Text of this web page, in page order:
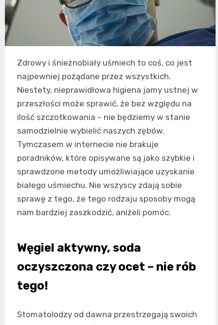
Zdrowy i śnieżnobiały uśmiech to coś, co jest
najpewniej pożądane przez wszystkich.
Niestety, nieprawidłowa higiena jamy ustnej w
przeszłości może sprawić, że bez względu na
ilość szczotkowania – nie będziemy w stanie
samodzielnie wybielić naszych zębów.
Tymczasem w internecie nie brakuje
poradników, które opisywane są jako szybkie i
sprawdzone metody umożliwiające uzyskanie
białego uśmiechu. Nie wszyscy zdają sobie
sprawę z tego, że tego rodzaju sposoby mogą
nam bardziej zaszkodzić, aniżeli pomóc.
Węgiel aktywny, soda
oczyszczona czy ocet – nie rób
tego!
Stomatolodzy od dawna przestrzegają swoich